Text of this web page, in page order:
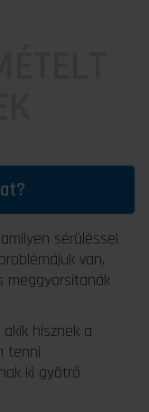
sérüléssel
van,
meggyorsítanák
hisznek a
tenni
ki gyötrő